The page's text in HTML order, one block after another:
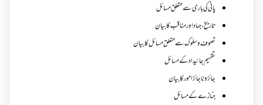
پانی کی باری سے متعلق مسائل
تاریخ،جہاد اور مناقب کا بیان
تصوف و سلوک سے متعلق مسائل کا بیان
تقسیم جائیداد کے مسائل
جائز و ناجائزامور کا بیان
جنازے کےمسائل